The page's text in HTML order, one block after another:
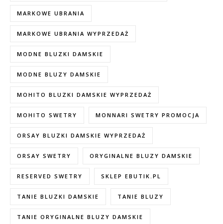
MARKOWE UBRANIA
MARKOWE UBRANIA WYPRZEDAŻ
MODNE BLUZKI DAMSKIE
MODNE BLUZY DAMSKIE
MOHITO BLUZKI DAMSKIE WYPRZEDAŻ
MOHITO SWETRY MONNARI SWETRY PROMOCJA
ORSAY BLUZKI DAMSKIE WYPRZEDAŻ
ORSAY SWETRY ORYGINALNE BLUZY DAMSKIE
RESERVED SWETRY SKLEP EBUTIK.PL
TANIE BLUZKI DAMSKIE TANIE BLUZY
TANIE ORYGINALNE BLUZY DAMSKIE